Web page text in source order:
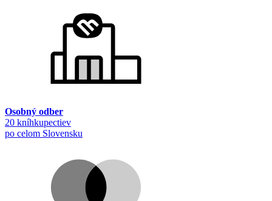
Osobný odber
20 kníhkupectiev
po celom Slovensku